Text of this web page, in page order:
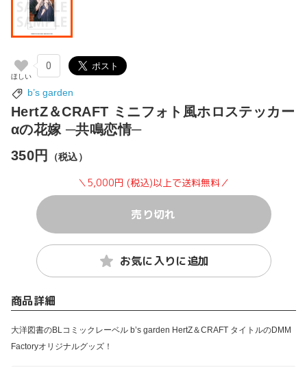
0
b’s garden
HertZ＆CRAFT ミニフォト風ホロステッカー
αの花嫁 ─共鳴恋情─
350円
（税込）
＼5,000円 (税込)以上で送料無料／
売り切れ
お気に入りに追加
商品詳細
大洋図書のBLコミックレーベル b’s garden HertZ＆CRAFT タイトルのDMM
Factoryオリジナルグッズ！